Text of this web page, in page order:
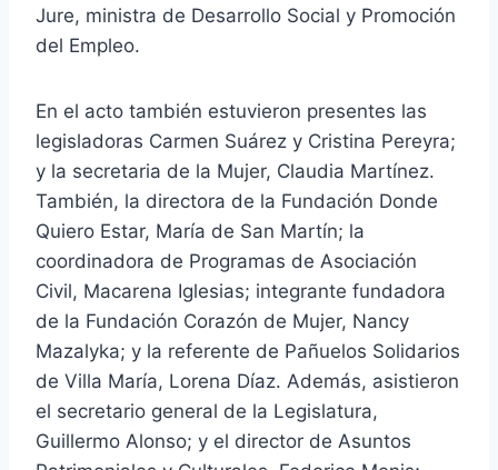
Jure, ministra de Desarrollo Social y Promoción
del Empleo.
En el acto también estuvieron presentes las
legisladoras Carmen Suárez y Cristina Pereyra;
y la secretaria de la Mujer, Claudia Martínez.
También, la directora de la Fundación Donde
Quiero Estar, María de San Martín; la
coordinadora de Programas de Asociación
Civil, Macarena Iglesias; integrante fundadora
de la Fundación Corazón de Mujer, Nancy
Mazalyka; y la referente de Pañuelos Solidarios
de Villa María, Lorena Díaz. Además, asistieron
el secretario general de la Legislatura,
Guillermo Alonso; y el director de Asuntos